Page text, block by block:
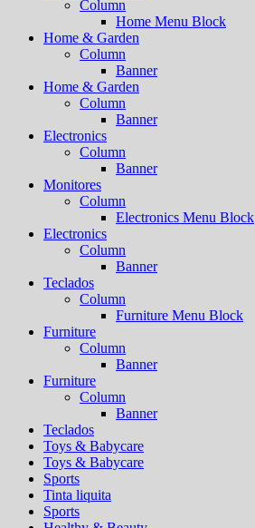
Column
Home Menu Block
Home & Garden
Column
Banner
Home & Garden
Column
Banner
Electronics
Column
Banner
Monitores
Column
Electronics Menu Block
Electronics
Column
Banner
Teclados
Column
Furniture Menu Block
Furniture
Column
Banner
Furniture
Column
Banner
Teclados
Toys & Babycare
Toys & Babycare
Sports
Tinta liquita
Sports